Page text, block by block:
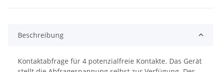
Beschreibung
Kontaktabfrage für 4 potenzialfreie Kontakte. Das Gerät